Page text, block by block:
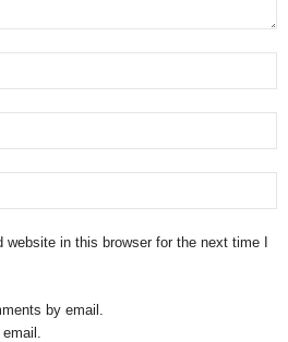
website in this browser for the next time I
by email.